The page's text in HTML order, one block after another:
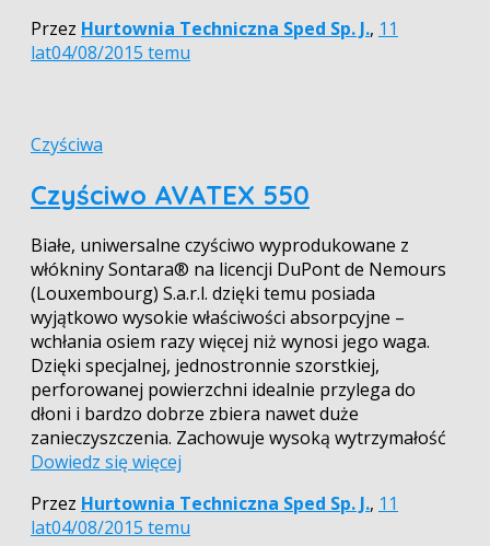
Przez Hurtownia Techniczna Sped Sp. J., 11
lat04/08/2015 temu
Czyściwa
Czyściwo AVATEX 550
Białe, uniwersalne czyściwo wyprodukowane z
włókniny Sontara® na licencji DuPont de Nemours
(Louxembourg) S.a.r.l. dzięki temu posiada
wyjątkowo wysokie właściwości absorpcyjne –
wchłania osiem razy więcej niż wynosi jego waga.
Dzięki specjalnej, jednostronnie szorstkiej,
perforowanej powierzchni idealnie przylega do
dłoni i bardzo dobrze zbiera nawet duże
zanieczyszczenia. Zachowuje wysoką wytrzymałość
Dowiedz się więcej
Przez Hurtownia Techniczna Sped Sp. J., 11
lat04/08/2015 temu